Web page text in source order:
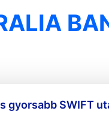
gyorsabb SWIFT